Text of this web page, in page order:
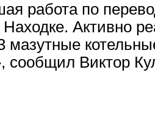
работа по
Активно
мазутные
сообщил Виктор